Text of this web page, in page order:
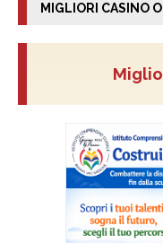
MIGLIORI CASINO